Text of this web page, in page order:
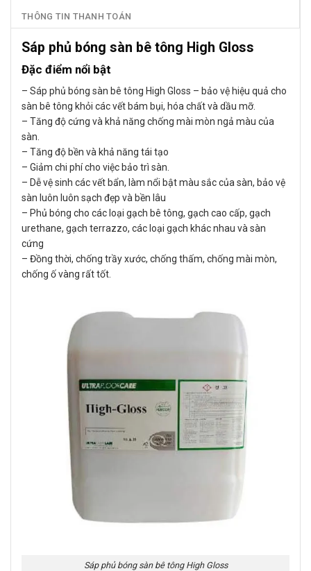
THÔNG TIN THANH TOÁN
Sáp phủ bóng sàn bê tông High Gloss
Đặc điểm nổi bật
– Sáp phủ bóng sàn bê tông High Gloss – bảo vệ hiệu quả cho
sàn bê tông khỏi các vết bám bụi, hóa chất và dầu mỡ.
– Tăng độ cứng và khả năng chống mài mòn ngả màu của
sàn.
– Tăng độ bền và khả năng tái tạo
– Giảm chi phí cho việc bảo trì sàn.
– Dễ vệ sinh các vết bẩn, làm nổi bật màu sắc của sàn, bảo vệ
sàn luôn luôn sạch đẹp và bền lâu
– Phủ bóng cho các loại gạch bê tông, gạch cao cấp, gạch
urethane, gạch terrazzo, các loại gạch khác nhau và sàn
cứng
– Đồng thời, chống trầy xước, chống thấm, chống mài mòn,
chống ố vàng rất tốt.
Sáp phủ bóng sàn bê tông High Gloss